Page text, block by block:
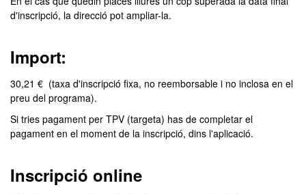
d'inscripció, la direcció pot ampliar-la.
Import:
30,21 € (taxa d'inscripció fixa, no reemborsable i no inclosa en el
preu del programa).
Si tries pagament per TPV (targeta) has de completar el
pagament en el moment de la inscripció, dins l'aplicació.
Inscripció online